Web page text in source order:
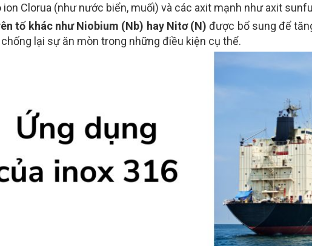
Clorua (như nước biển, muối) và các axit mạnh như axit
tố khác như Niobium (Nb) hay Nitơ (N) được bổ sung để
lại sự ăn mòn trong những điều kiện cụ thể.